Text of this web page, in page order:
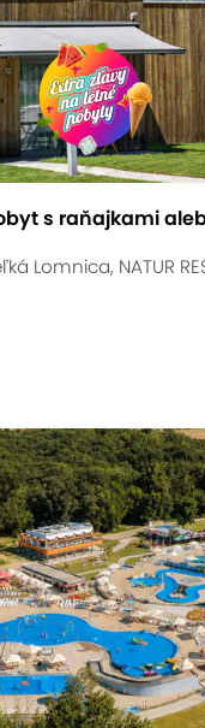
s raňajkami
Lomnica, NATUR